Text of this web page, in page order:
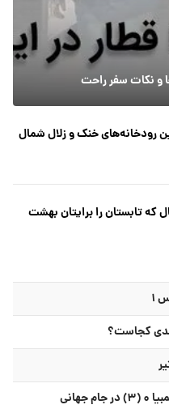
و نکات سفر راحت
رودخانه‌های خنک و زلال شمال
که تابستان را برایتان بهشت
کجاست؟